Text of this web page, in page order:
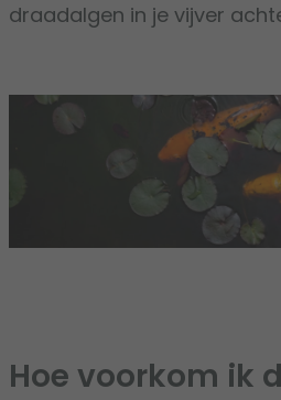
draadalgen in je vijver
Hoe voorkom ik